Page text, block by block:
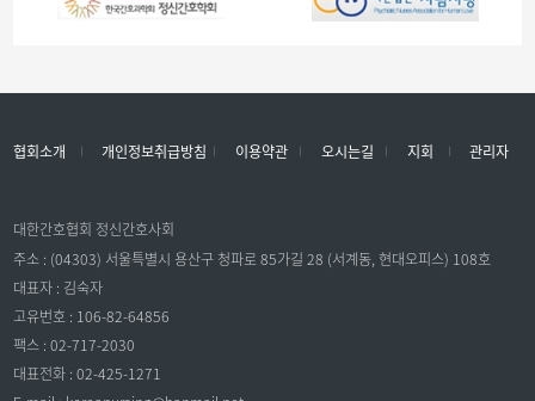
협회소개 개인정보취급방침 이용약관 오시는길 지회 관리자
대한간호협회 정신간호사회
주소 : (04303) 서울특별시 용산구 청파로 85가길 28 (서계동, 현대오피스) 108호
대표자 : 김숙자
고유번호 : 106-82-64856
팩스 : 02-717-2030
대표전화 : 02-425-1271